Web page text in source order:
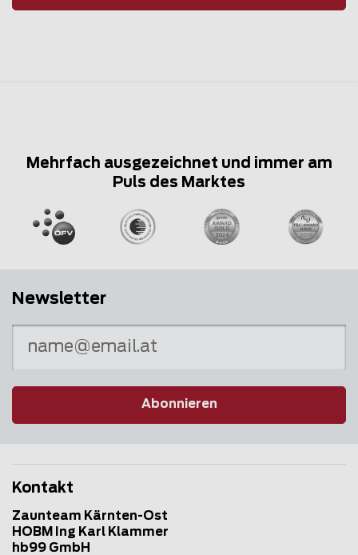
Mehrfach ausgezeichnet und immer am
Puls des Marktes
Newsletter
Abonnieren
Kontakt
Zaunteam Kärnten-Ost
HOBM Ing Karl Klammer
hb99 GmbH